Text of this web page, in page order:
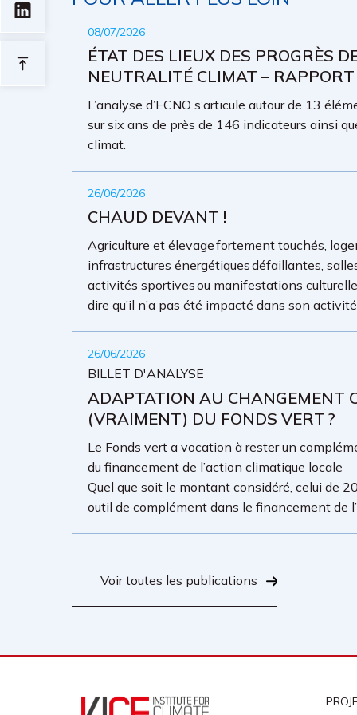
08/07/2026
ÉTAT DES LIEUX DES PROGRÈS
NEUTRALITÉ CLIMAT –
L’analyse d’ECNO s’articule autour de 13
sur six ans de près de 146 indicateurs ainsi
climat.
26/06/2026
CHAUD DEVANT !
Agriculture et élevage fortement touchés,
infrastructures énergétiques défaillantes,
activités sportives ou manifestations
dire qu’il n’a pas été impacté dans son
26/06/2026
BILLET D'ANALYSE
ADAPTATION AU CHANGEMENT
(VRAIMENT) DU FONDS VERT ?
Le Fonds vert a vocation à rester un
du financement de l’action climatique locale
Quel que soit le montant considéré, celui de
outil de complément dans le financement de
Voir toutes les publications